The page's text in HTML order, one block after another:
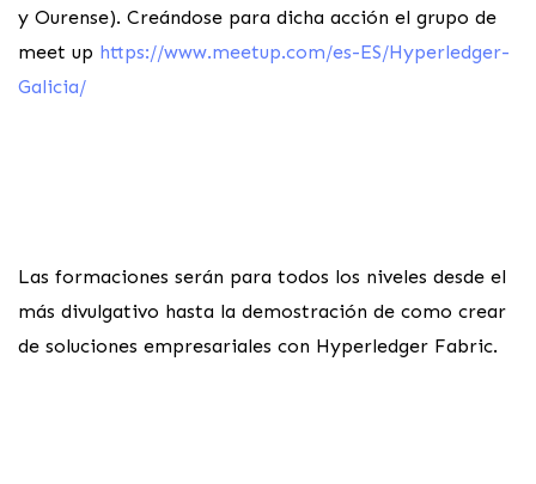
y Ourense). Creándose para dicha acción el grupo de
meet up https://www.meetup.com/es-ES/Hyperledger-
Galicia/
Las formaciones serán para todos los niveles desde el
más divulgativo hasta la demostración de como crear
de soluciones empresariales con Hyperledger Fabric.